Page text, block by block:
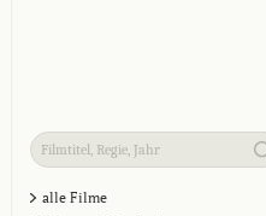
alle Filme